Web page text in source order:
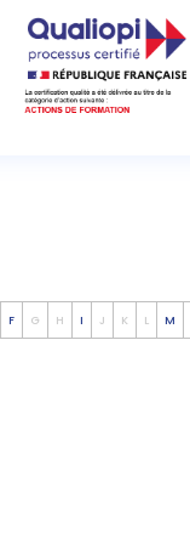
F G H I J K L M